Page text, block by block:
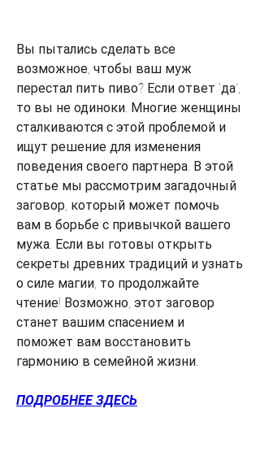
Вы пытались сделать все
возможное, чтобы ваш муж
перестал пить пиво? Если ответ 'да',
то вы не одиноки. Многие женщины
сталкиваются с этой проблемой и
ищут решение для изменения
поведения своего партнера. В этой
статье мы рассмотрим загадочный
заговор, который может помочь
вам в борьбе с привычкой вашего
мужа. Если вы готовы открыть
секреты древних традиций и узнать
о силе магии, то продолжайте
чтение! Возможно, этот заговор
станет вашим спасением и
поможет вам восстановить
гармонию в семейной жизни.
ПОДРОБНЕЕ ЗДЕСЬ